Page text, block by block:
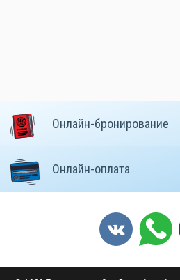
Онлайн-бронирование
Онлайн-оплата